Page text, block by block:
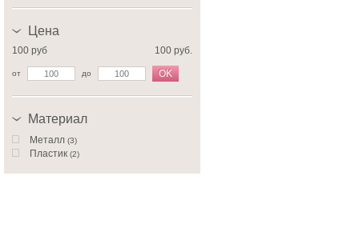
Цена
100 руб 100 руб.
от до OK
Материал
Металл (3)
Пластик (2)